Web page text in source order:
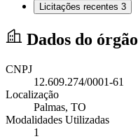
Licitações recentes 3
Dados do órgão
CNPJ
12.609.274/0001-61
Localização
Palmas, TO
Modalidades Utilizadas
1